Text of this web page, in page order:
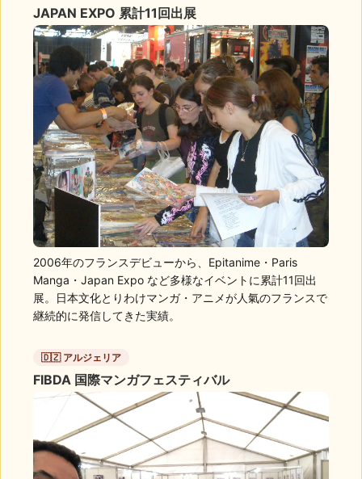
JAPAN EXPO 累計11回出展
2006年のフランスデビューから、Epitanime・Paris
Manga・Japan Expo など多様なイベントに累計11回出
展。日本文化とりわけマンガ・アニメが人氣のフランスで
継続的に発信してきた実績。
🇩🇿 アルジェリア
FIBDA 国際マンガフェスティバル